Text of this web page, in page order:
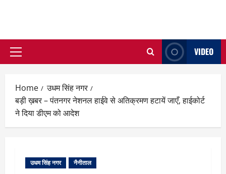
Primary
VIDEO
Home
उधम सिंह नगर
बड़ी ख़बर – पंतनगर नेशनल हाईवे से अतिक्रमण हटायें जाएँ, हाईकोर्ट
ने दिया डीएम को आदेश
उधम सिंह नगर नैनीताल